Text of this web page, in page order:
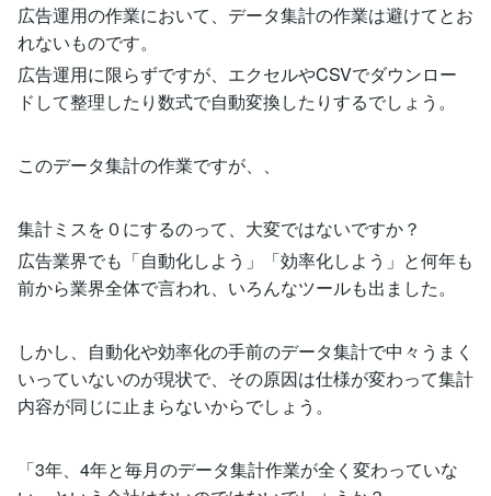
広告運用の作業において、データ集計の作業は避けてとお
れないものです。
広告運用に限らずですが、エクセルやCSVでダウンロー
ドして整理したり数式で自動変換したりするでしょう。
このデータ集計の作業ですが、、
集計ミスを０にするのって、大変ではないですか？
広告業界でも「自動化しよう」「効率化しよう」と何年も
前から業界全体で言われ、いろんなツールも出ました。
しかし、自動化や効率化の手前のデータ集計で中々うまく
いっていないのが現状で、その原因は仕様が変わって集計
内容が同じに止まらないからでしょう。
「3年、4年と毎月のデータ集計作業が全く変わっていな